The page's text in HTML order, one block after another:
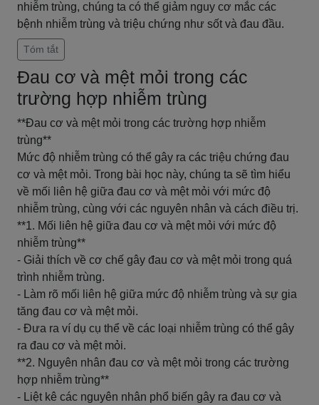
nhiễm trùng, chúng ta có thể giảm nguy cơ mắc các
bệnh nhiễm trùng và triệu chứng như sốt và đau đầu.
Tóm tắt
Đau cơ và mệt mỏi trong các
trường hợp nhiễm trùng
**Đau cơ và mệt mỏi trong các trường hợp nhiễm
trùng**
Mức độ nhiễm trùng có thể gây ra các triệu chứng đau
cơ và mệt mỏi. Trong bài học này, chúng ta sẽ tìm hiểu
về mối liên hệ giữa đau cơ và mệt mỏi với mức độ
nhiễm trùng, cùng với các nguyên nhân và cách điều trị.
**1. Mối liên hệ giữa đau cơ và mệt mỏi với mức độ
nhiễm trùng**
- Giải thích về cơ chế gây đau cơ và mệt mỏi trong quá
trình nhiễm trùng.
- Làm rõ mối liên hệ giữa mức độ nhiễm trùng và sự gia
tăng đau cơ và mệt mỏi.
- Đưa ra ví dụ cụ thể về các loại nhiễm trùng có thể gây
ra đau cơ và mệt mỏi.
**2. Nguyên nhân đau cơ và mệt mỏi trong các trường
hợp nhiễm trùng**
- Liệt kê các nguyên nhân phổ biến gây ra đau cơ và